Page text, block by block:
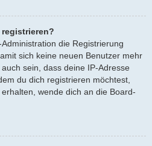
die Registrierung
sich keine neuen Benutzer mehr
sein, dass deine IP-Adresse
du dich registrieren möchtest,
wende dich an die Board-